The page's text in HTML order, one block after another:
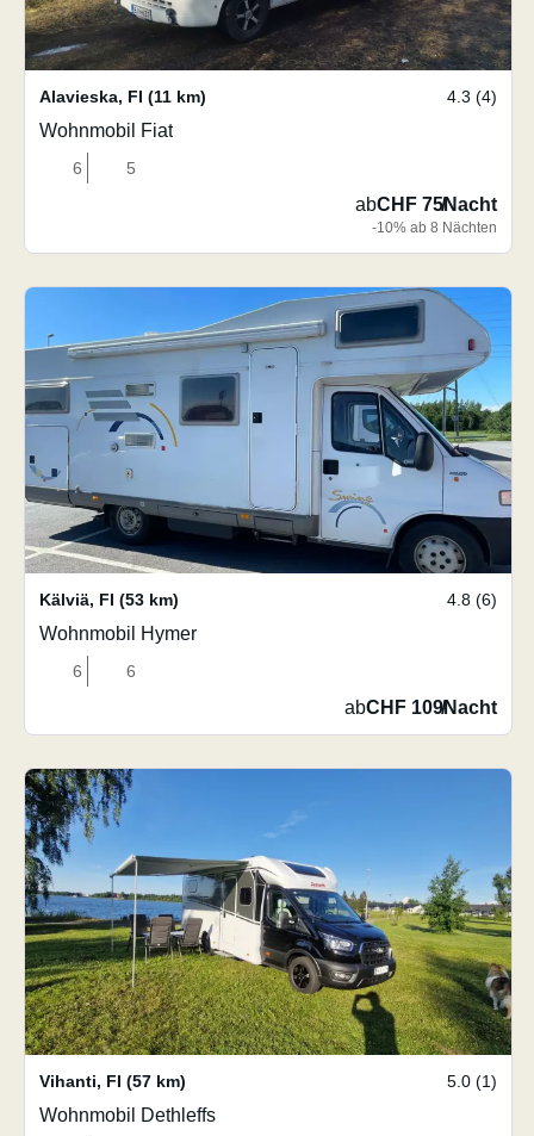
Alavieska, FI (11 km) 4.3 (4)
Wohnmobil Fiat
6 5
abCHF 75/Nacht
-10% ab 8 Nächten
Kälviä, FI (53 km) 4.8 (6)
Wohnmobil Hymer
6 6
abCHF 109/Nacht
Vihanti, FI (57 km) 5.0 (1)
Wohnmobil Dethleffs